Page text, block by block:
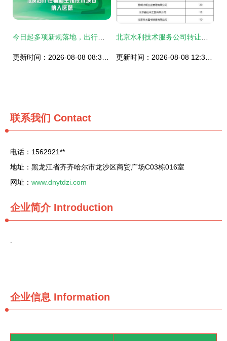
联系我们 Contact
电话：1562921**
地址：黑龙江省齐齐哈尔市龙沙区商贸广场C03栋016室
网址： www.dnytdzi.com
企业简介Introduction
-
企业信息 Information